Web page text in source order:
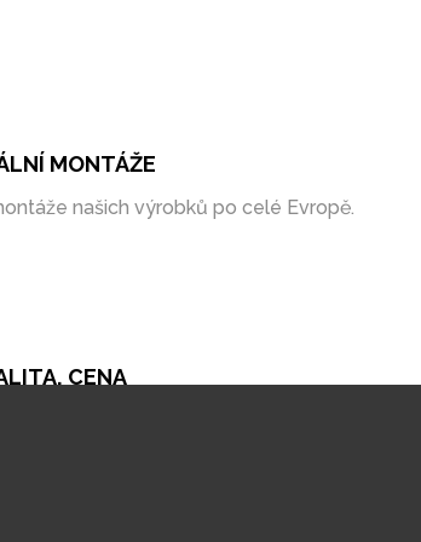
MONTÁŽE
našich výrobků po celé Evropě.
CENA